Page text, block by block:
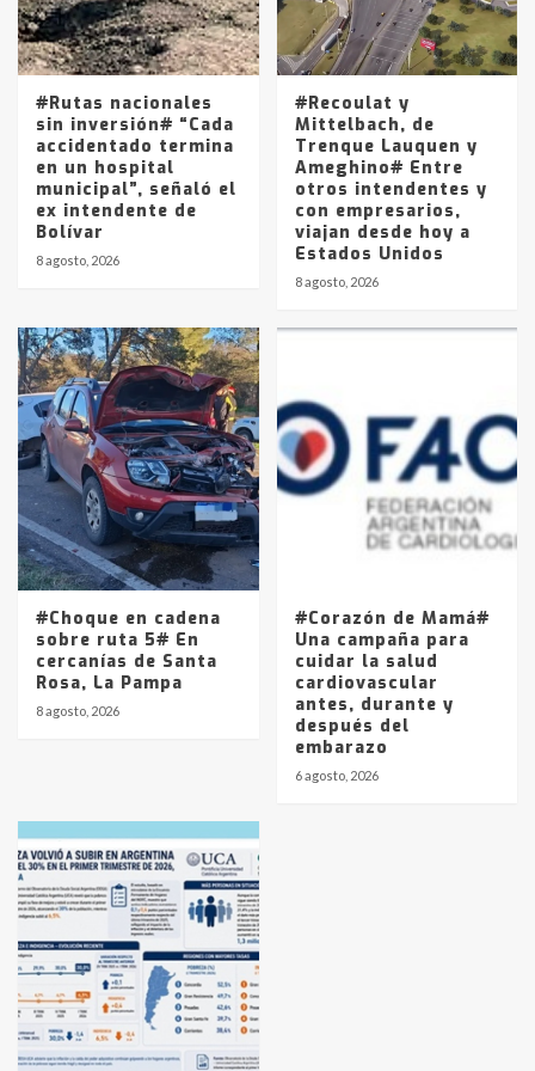
5
Los precios de los combustibles en
La Pampa, desde YPF hasta Axion
entre 857 a 1338 pesos
#Rutas nacionales
sin inversión# “Cada
accidentado termina
en un hospital
municipal”, señaló el
ex intendente de
Bolívar
8 agosto, 2026
#Recoulat y
Mittelbach, de
Trenque Lauquen y
Ameghino# Entre
otros intendentes y
con empresarios,
viajan desde hoy a
Estados Unidos
8 agosto, 2026
#Choque en cadena
sobre ruta 5# En
cercanías de Santa
Rosa, La Pampa
8 agosto, 2026
#Corazón de Mamá#
Una campaña para
cuidar la salud
cardiovascular
antes, durante y
después del
embarazo
6 agosto, 2026